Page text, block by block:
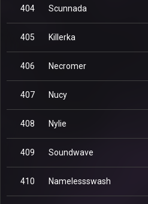
404 Scunnada
405 Killerka
406 Necromer
407 Nucy
408 Nylie
409 Soundwave
410 Namelessswash